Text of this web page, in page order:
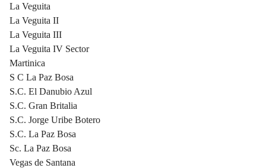
La Veguita
La Veguita II
La Veguita III
La Veguita IV Sector
Martinica
S C La Paz Bosa
S.C. El Danubio Azul
S.C. Gran Britalia
S.C. Jorge Uribe Botero
S.C. La Paz Bosa
Sc. La Paz Bosa
Vegas de Santana